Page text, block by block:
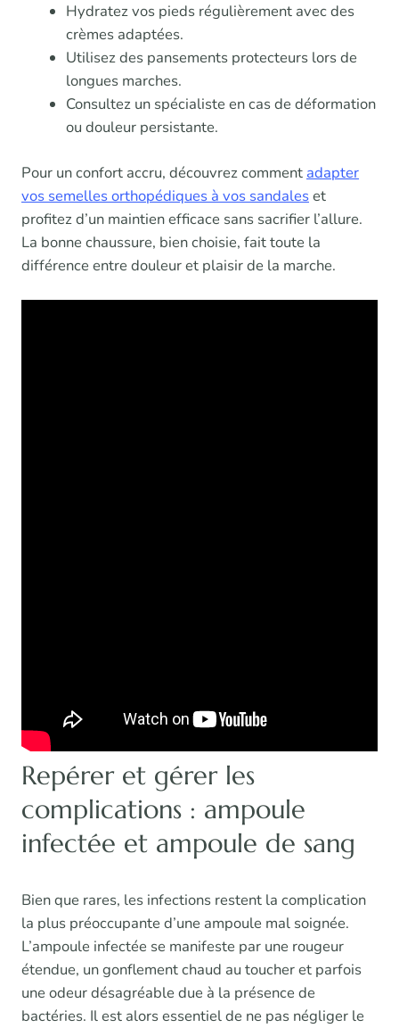
Hydratez vos pieds régulièrement avec des
crèmes adaptées.
Utilisez des pansements protecteurs lors de
longues marches.
Consultez un spécialiste en cas de déformation
ou douleur persistante.
Pour un confort accru, découvrez comment adapter
vos semelles orthopédiques à vos sandaleset
profitez d’un maintien efficace sans sacrifier l’allure.
La bonne chaussure, bien choisie, fait toute la
différence entre douleur et plaisir de la marche.
Repérer et gérer les
complications : ampoule
infectée et ampoule de sang
Bien que rares, les infections restent la complication
la plus préoccupante d’une ampoule mal soignée.
L’ampoule infectée se manifeste par une rougeur
étendue, un gonflement chaud au toucher et parfois
une odeur désagréable due à la présence de
bactéries. Il est alors essentiel de ne pas négliger le